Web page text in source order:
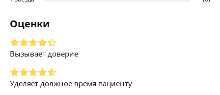
Оценки
Вызывает доверие
Уделяет должное время пациенту